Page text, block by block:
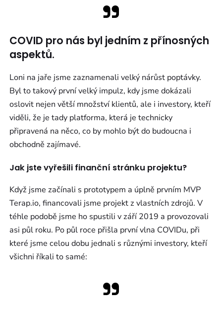
COVID pro nás byl jedním z přínosných
aspektů.
Loni na jaře jsme zaznamenali velký nárůst poptávky.
Byl to takový první velký impulz, kdy jsme dokázali
oslovit nejen větší množství klientů, ale i investory, kteří
viděli, že je tady platforma, která je technicky
připravená na něco, co by mohlo být do budoucna i
obchodně zajímavé.
Jak jste vyřešili finanční stránku projektu?
Když jsme začínali s prototypem a úplně prvním MVP
Terap.io, financovali jsme projekt z vlastních zdrojů. V
téhle podobě jsme ho spustili v září 2019 a provozovali
asi půl roku. Po půl roce přišla první vlna COVIDu, při
které jsme celou dobu jednali s různými investory, kteří
všichni říkali to samé: